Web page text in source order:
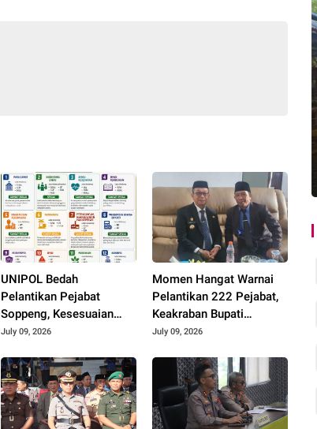
UNIPOL Bedah
Pelantikan Pejabat
Soppeng, Kesesuaian
Jabatan dan Disiplin Ilmu
July 09, 2026
Momen Hangat Warnai
Pelantikan 222 Pejabat,
Keakraban Bupati
Soppeng dan Kepala
July 09, 2026